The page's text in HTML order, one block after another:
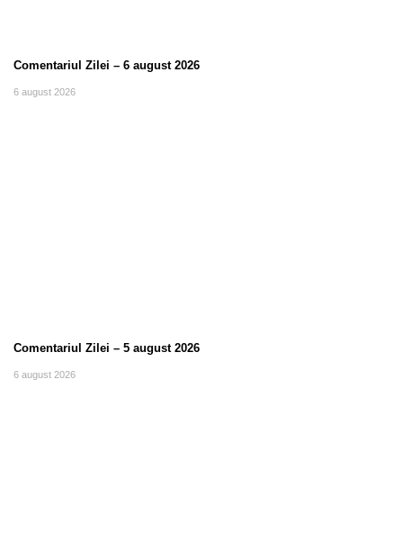
Comentariul Zilei – 6 august 2026
6 august 2026
Comentariul Zilei – 5 august 2026
6 august 2026